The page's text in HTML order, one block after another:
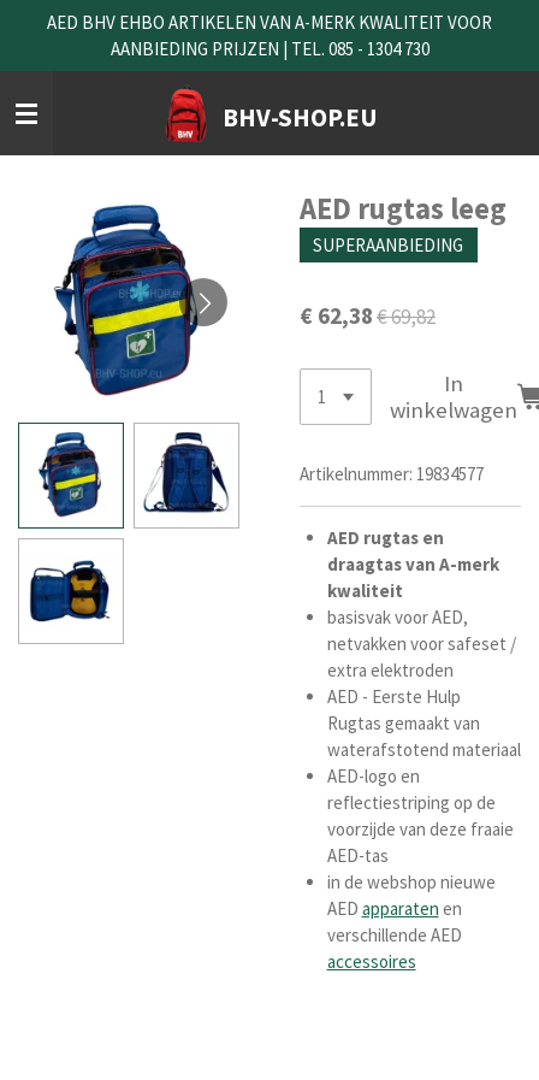
naar
de
hoofdinhoud
BHV-SHOP.EU
AED BHV EHBO ARTIKELEN VAN A-MERK KWALITEIT VOOR
AANBIEDING PRIJZEN | TEL. 085 - 1304 730
AED rugtas leeg
SUPERAANBIEDING
€ 62,38€ 69,82
In
winkelwagen
Artikelnummer: 19834577
AED rugtas en
draagtasvan A-merk
kwaliteit
basisvak voor AED,
netvakken voor safeset /
extra elektroden
AED - Eerste Hulp
Rugtas gemaakt van
waterafstotend materiaal
AED-logo en
reflectiestriping op de
voorzijde van deze fraaie
AED-tas
in de webshop nieuwe
AED apparaten en
verschillende AED
accessoires